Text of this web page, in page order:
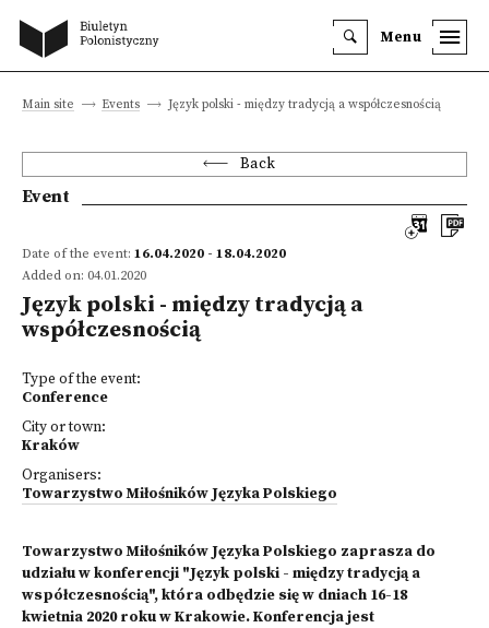
Menu
Main site Events Język polski - między tradycją a współczesnością
Back
Event
Date of the event: 16.04.2020 - 18.04.2020
Added on: 04.01.2020
Język polski - między tradycją a
współczesnością
Type of the event:
Conference
City or town:
Kraków
Organisers:
Towarzystwo Miłośników Języka Polskiego
Towarzystwo Miłośników Języka Polskiego zaprasza do
udziału w konferencji "Język polski - między tradycją a
współczesnością", która odbędzie się w dniach 16-18
kwietnia 2020 roku w Krakowie. Konferencja jest